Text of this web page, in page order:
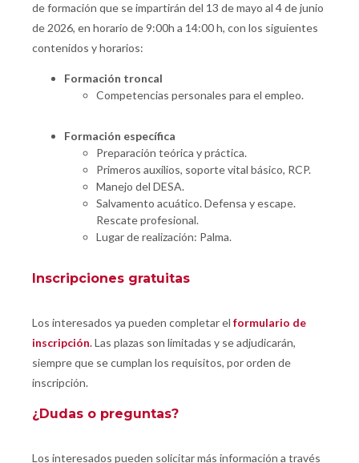
de formación que se impartirán del 13 de mayo al 4 de junio
de 2026, en horario de 9:00h a 14:00 h, con los siguientes
contenidos y horarios:
Formación troncal
Competencias personales para el empleo.
Formación específica
Preparación teórica y práctica.
Primeros auxilios, soporte vital básico, RCP.
Manejo del DESA.
Salvamento acuático. Defensa y escape.
Rescate profesional.
Lugar de realización: Palma.
Inscripciones gratuitas
Los interesados ya pueden completar el formulario de
inscripción.Las plazas son limitadas y se adjudicarán,
siempre que se cumplan los requisitos, por orden de
inscripción.
¿Dudas o preguntas?
Los interesados pueden solicitar más información a través